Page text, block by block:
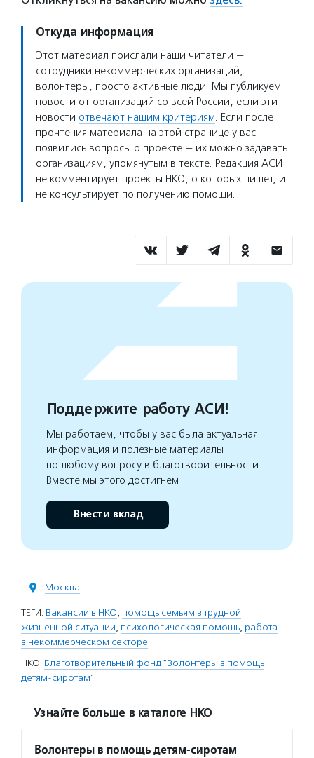
Откуда информация
Этот материал прислали наши читатели —
сотрудники некоммерческих организаций,
волонтеры, просто активные люди. Мы публикуем
новости от организаций со всей России, если эти
новости отвечают нашим критериям. Если после
прочтения материала на этой странице у вас
появились вопросы о проекте — их можно задавать
организациям, упомянутым в тексте. Редакция АСИ
не комментирует проекты НКО, о которых пишет, и
не консультирует по получению помощи.
Поддержите работу АСИ!
Мы работаем, чтобы у вас была актуальная
информация и полезные материалы
по любому вопросу в благотворительности.
Вместе мы этого достигнем
Внести вклад
Москва
ТЕГИ: Вакансии в НКО, помощь семьям в трудной
жизненной ситуации, психологическая помощь, работа
в некоммерческом секторе
НКО: Благотворительный фонд "Волонтеры в помощь
детям-сиротам"
Узнайте больше в каталоге НКО
Волонтеры в помощь детям-сиротам